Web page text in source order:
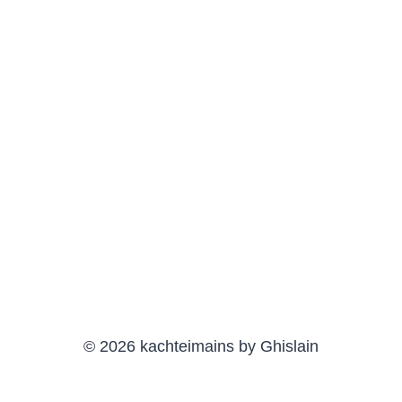
© 2026 kachteimains by Ghislain